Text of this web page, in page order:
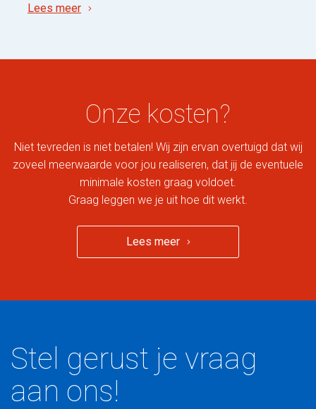
Lees meer
Onze kosten?
Niet tevreden is niet betalen! Wij zijn ervan overtuigd dat wij
zoveel meerwaarde voor jou realiseren, dat jij de eventuele
minimale kosten graag voldoet.
Graag leggen we je uit hoe dit werkt.
Lees meer
Stel gerust je vraag
aan ons!